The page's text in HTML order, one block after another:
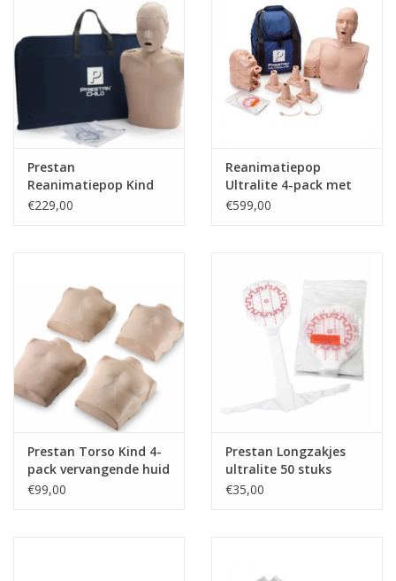
Prestan
Reanimatiepop Kind
€229,00
Reanimatiepop
Ultralite 4-pack met
feedback
€599,00
Prestan Torso Kind 4-
pack vervangende huid
€99,00
Prestan Longzakjes
ultralite 50 stuks
€35,00